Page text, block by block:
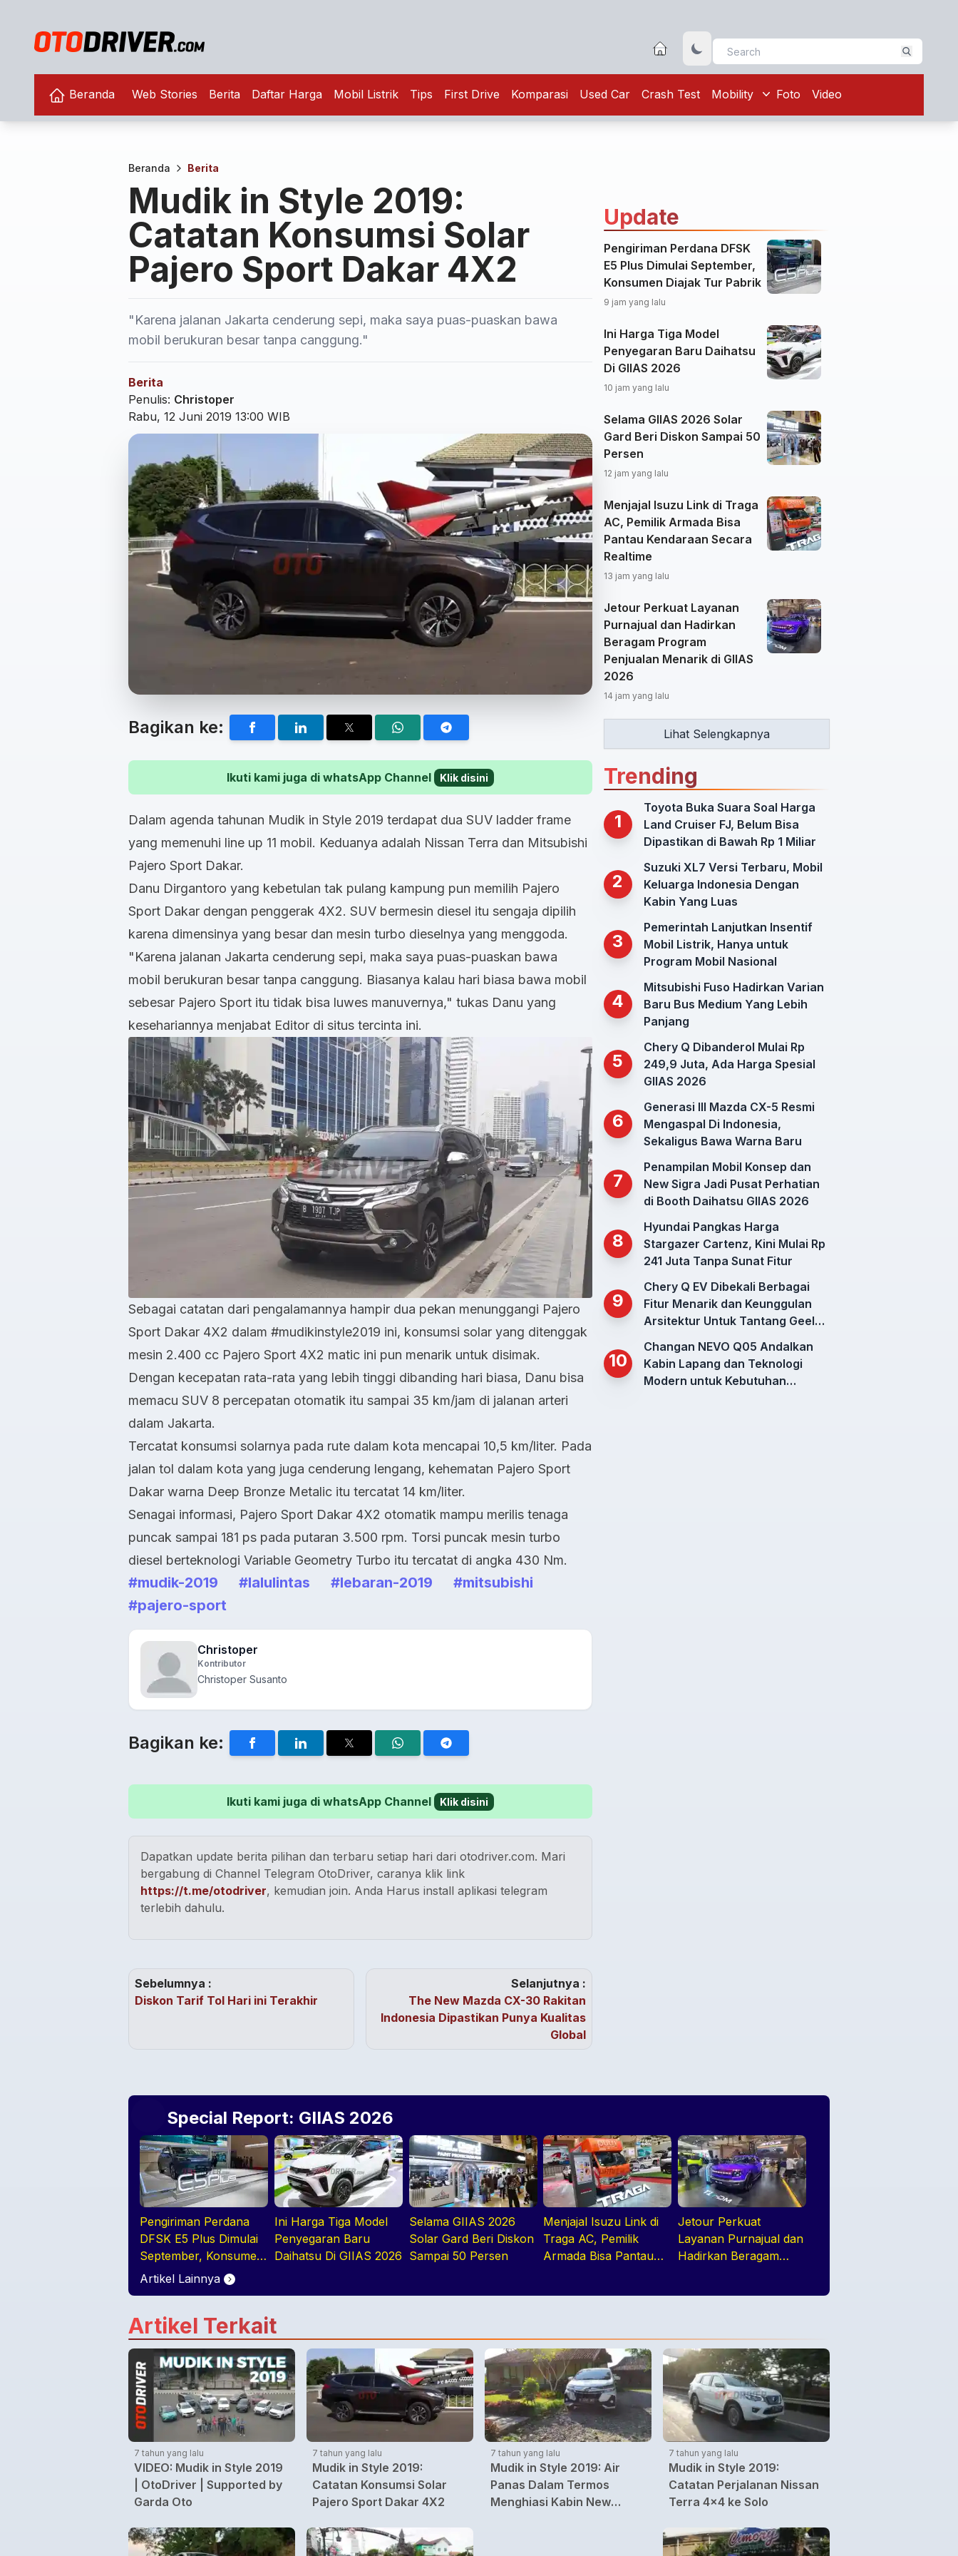
Beranda Web Stories Berita Daftar Harga Mobil Listrik Tips First Drive Komparasi Used Car Crash Test Mobility Foto Video
Beranda Berita
Mudik in Style 2019:
Catatan Konsumsi Solar
Pajero Sport Dakar 4X2
"Karena jalanan Jakarta cenderung sepi, maka saya puas-puaskan bawa
mobil berukuran besar tanpa canggung."
Berita
Penulis: Christoper
Rabu, 12 Juni 2019 13:00 WIB
Bagikan ke:
Ikuti kami juga di whatsApp Channel Klik disini
Dalam agenda tahunan Mudik in Style 2019 terdapat dua SUV ladder frame
yang memenuhi line up 11 mobil. Keduanya adalah Nissan Terra dan Mitsubishi
Pajero Sport Dakar.
Danu Dirgantoro yang kebetulan tak pulang kampung pun memilih Pajero
Sport Dakar dengan penggerak 4X2. SUV bermesin diesel itu sengaja dipilih
karena dimensinya yang besar dan mesin turbo dieselnya yang menggoda.
"Karena jalanan Jakarta cenderung sepi, maka saya puas-puaskan bawa
mobil berukuran besar tanpa canggung. Biasanya kalau hari biasa bawa mobil
sebesar Pajero Sport itu tidak bisa luwes manuvernya," tukas Danu yang
kesehariannya menjabat Editor di situs tercinta ini.
Sebagai catatan dari pengalamannya hampir dua pekan menunggangi Pajero
Sport Dakar 4X2 dalam #mudikinstyle2019 ini, konsumsi solar yang ditenggak
mesin 2.400 cc Pajero Sport 4X2 matic ini pun menarik untuk disimak.
Dengan kecepatan rata-rata yang lebih tinggi dibanding hari biasa, Danu bisa
memacu SUV 8 percepatan otomatik itu sampai 35 km/jam di jalanan arteri
dalam Jakarta.
Tercatat konsumsi solarnya pada rute dalam kota mencapai 10,5 km/liter. Pada
jalan tol dalam kota yang juga cenderung lengang, kehematan Pajero Sport
Dakar warna Deep Bronze Metalic itu tercatat 14 km/liter.
Senagai informasi, Pajero Sport Dakar 4X2 otomatik mampu merilis tenaga
puncak sampai 181 ps pada putaran 3.500 rpm. Torsi puncak mesin turbo
diesel berteknologi Variable Geometry Turbo itu tercatat di angka 430 Nm.
#mudik-2019 #lalulintas #lebaran-2019
#mitsubishi
#pajero-sport
Christoper
Kontributor
Christoper Susanto
Bagikan ke:
Ikuti kami juga di whatsApp Channel Klik disini
Dapatkan update berita pilihan dan terbaru setiap hari dari otodriver.com. Mari
bergabung di Channel Telegram OtoDriver, caranya klik link
https://t.me/otodriver, kemudian join. Anda Harus install aplikasi telegram
terlebih dahulu.
Sebelumnya :
Diskon Tarif Tol Hari ini Terakhir
Selanjutnya :
The New Mazda CX-30 Rakitan
Indonesia Dipastikan Punya Kualitas
Global
Update
Pengiriman Perdana DFSK
E5 Plus Dimulai September,
Konsumen Diajak Tur Pabrik
9 jam yang lalu
Ini Harga Tiga Model
Penyegaran Baru Daihatsu
Di GIIAS 2026
10 jam yang lalu
Selama GIIAS 2026 Solar
Gard Beri Diskon Sampai 50
Persen
12 jam yang lalu
Menjajal Isuzu Link di Traga
AC, Pemilik Armada Bisa
Pantau Kendaraan Secara
Realtime
13 jam yang lalu
Jetour Perkuat Layanan
Purnajual dan Hadirkan
Beragam Program
Penjualan Menarik di GIIAS
2026
14 jam yang lalu
Lihat Selengkapnya
Trending
1
Toyota Buka Suara Soal Harga
Land Cruiser FJ, Belum Bisa
Dipastikan di Bawah Rp 1 Miliar
2
Suzuki XL7 Versi Terbaru, Mobil
Keluarga Indonesia Dengan
Kabin Yang Luas
3
Pemerintah Lanjutkan Insentif
Mobil Listrik, Hanya untuk
Program Mobil Nasional
4
Mitsubishi Fuso Hadirkan Varian
Baru Bus Medium Yang Lebih
Panjang
5
Chery Q Dibanderol Mulai Rp
249,9 Juta, Ada Harga Spesial
GIIAS 2026
6
Generasi III Mazda CX-5 Resmi
Mengaspal Di Indonesia,
Sekaligus Bawa Warna Baru
7
Penampilan Mobil Konsep dan
New Sigra Jadi Pusat Perhatian
di Booth Daihatsu GIIAS 2026
8
Hyundai Pangkas Harga
Stargazer Cartenz, Kini Mulai Rp
241 Juta Tanpa Sunat Fitur
9
Chery Q EV Dibekali Berbagai
Fitur Menarik dan Keunggulan
Arsitektur Untuk Tantang Geely
10
Changan NEVO Q05 Andalkan
Kabin Lapang dan Teknologi
Modern untuk Kebutuhan
Special Report: GIIAS 2026
Pengiriman Perdana
DFSK E5 Plus Dimulai
September, Konsumen
Diajak Tur Pabrik
Ini Harga Tiga Model
Penyegaran Baru
Daihatsu Di GIIAS 2026
Selama GIIAS 2026
Solar Gard Beri Diskon
Sampai 50 Persen
Menjajal Isuzu Link di
Traga AC, Pemilik
Armada Bisa Pantau
Jetour Perkuat
Layanan Purnajual dan
Hadirkan Beragam
Artikel Lainnya
Artikel Terkait
7 tahun yang lalu
VIDEO: Mudik in Style 2019
| OtoDriver | Supported by
Garda Oto
7 tahun yang lalu
Mudik in Style 2019:
Catatan Konsumsi Solar
Pajero Sport Dakar 4X2
7 tahun yang lalu
Mudik in Style 2019: Air
Panas Dalam Termos
Menghiasi Kabin New
7 tahun yang lalu
Mudik in Style 2019:
Catatan Perjalanan Nissan
Terra 4x4 ke Solo